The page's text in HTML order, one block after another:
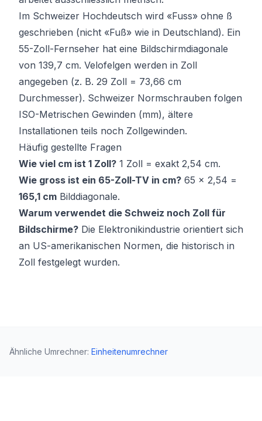
Im Schweizer Hochdeutsch wird «Fuss» ohne ß
geschrieben (nicht «Fuß» wie in Deutschland). Ein
55-Zoll-Fernseher hat eine Bildschirmdiagonale
von 139,7 cm. Velofelgen werden in Zoll
angegeben (z. B. 29 Zoll = 73,66 cm
Durchmesser). Schweizer Normschrauben folgen
ISO-Metrischen Gewinden (mm), ältere
Installationen teils noch Zollgewinden.
Häufig gestellte Fragen
Wie viel cm ist 1 Zoll? 1 Zoll = exakt 2,54 cm.
Wie gross ist ein 65-Zoll-TV in cm? 65 × 2,54 =
165,1 cm Bilddiagonale.
Warum verwendet die Schweiz noch Zoll für
Bildschirme? Die Elektronikindustrie orientiert sich
an US-amerikanischen Normen, die historisch in
Zoll festgelegt wurden.
Ähnliche Umrechner: Einheitenumrechner